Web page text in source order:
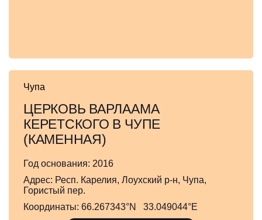
Чупа
ЦЕРКОВЬ ВАРЛААМА
КЕРЕТСКОГО В ЧУПЕ
(КАМЕННАЯ)
Год основания: 2016
Адрес: Респ. Карелия, Лоухский р-н, Чупа,
Гористый пер.
Координаты: 66.267343°N 33.049044°E